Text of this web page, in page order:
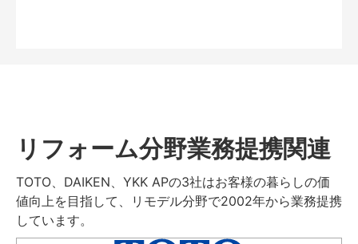
リフォーム分野業務提携関連
TOTO、DAIKEN、YKK APの3社はお客様の暮らしの価
値向上を目指して、リモデル分野で2002年から業務提携
しています。